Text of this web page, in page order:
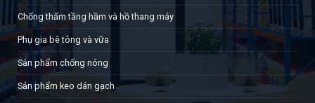
Chống thấm tầng hầm và hồ thang máy
Phụ gia bê tông và vữa
Sản phẩm chống nóng
Sản phẩm keo dán gạch